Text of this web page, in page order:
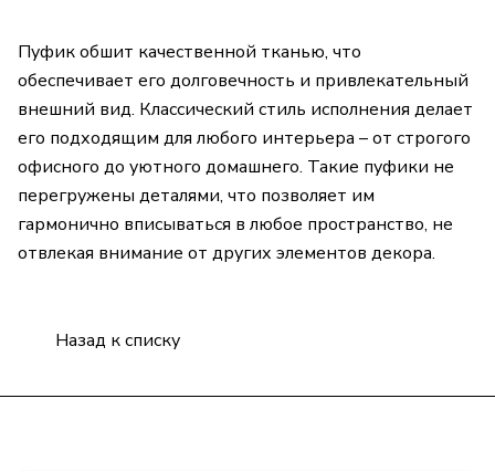
Пуфик обшит качественной тканью, что
обеспечивает его долговечность и привлекательный
внешний вид. Классический стиль исполнения делает
его подходящим для любого интерьера – от строгого
офисного до уютного домашнего. Такие пуфики не
перегружены деталями, что позволяет им
гармонично вписываться в любое пространство, не
отвлекая внимание от других элементов декора.
Назад к списку